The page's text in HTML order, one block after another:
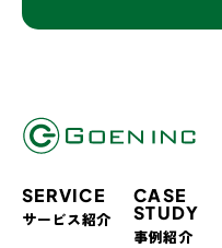
SERVICE
サービス紹介
CASE
STUDY
事例紹介